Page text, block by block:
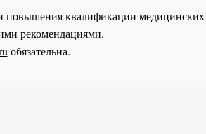
повышения квалификации
рекомендациями.
обязательна.